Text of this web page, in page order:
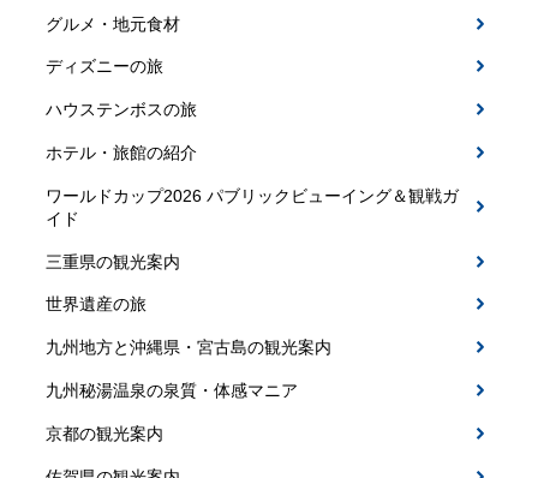
グルメ・地元食材
ディズニーの旅
ハウステンボスの旅
ホテル・旅館の紹介
ワールドカップ2026 パブリックビューイング＆観戦ガ
イド
三重県の観光案内
世界遺産の旅
九州地方と沖縄県・宮古島の観光案内
九州秘湯温泉の泉質・体感マニア
京都の観光案内